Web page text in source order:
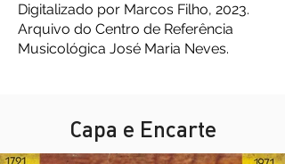
Digitalizado por Marcos Filho, 2023.
Arquivo do Centro de Referência
Musicológica José Maria Neves.
Capa e Encarte